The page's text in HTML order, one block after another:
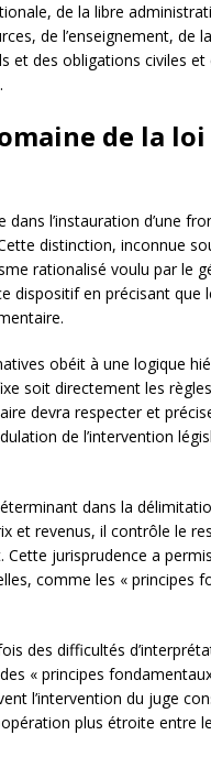
de la libre
de l’enseignement, de
et des obligations civiles
de la
dans l’instauration d’une
distinction, inconnue
rationalisé voulu par le
dispositif en précisant que
obéit à une logique
soit directement les
devra respecter et
de l’intervention
dans la
et revenus, il contrôle le
jurisprudence a
comme les « principes
des difficultés
« principes
l’intervention du juge
plus étroite entre